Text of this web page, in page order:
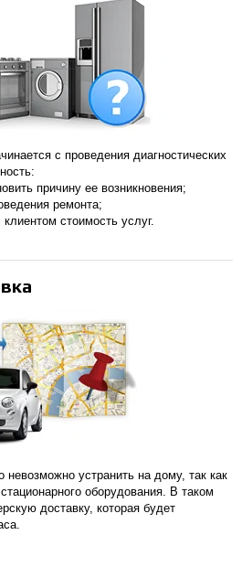
с проведения диагностических
причину ее возникновения;
ремонта;
стоимость услуг.
невозможно устранить на дому, так как
оборудования. В таком
доставку, которая будет